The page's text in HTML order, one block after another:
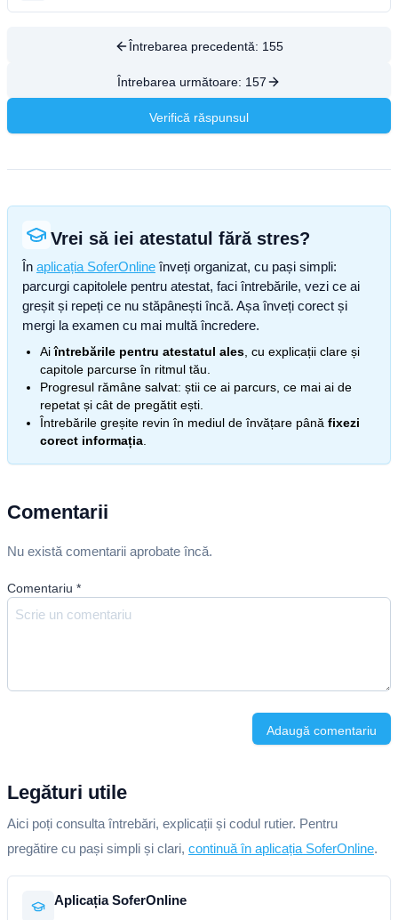
Întrebarea precedentă: 155
Întrebarea următoare: 157
Verifică răspunsul
Vrei să iei atestatul fără stres?
În aplicația SoferOnline înveți organizat, cu pași simpli:
parcurgi capitolele pentru atestat, faci întrebările, vezi ce ai
greșit și repeți ce nu stăpânești încă. Așa înveți corect și
mergi la examen cu mai multă încredere.
Aiîntrebările pentru atestatul ales , cu explicații clare și
capitole parcurse în ritmul tău.
Progresul rămâne salvat: știi ce ai parcurs, ce mai ai de
repetat și cât de pregătit ești.
Întrebările greșite revin în mediul de învățare până fixezi
corect informația
Comentarii
Nu există comentarii aprobate încă.
Comentariu *
Adaugă comentariu
Legături utile
Aici poți consulta întrebări, explicații și codul rutier. Pentru
pregătire cu pași simpli și clari, continuă în aplicația SoferOnline.
Aplicația SoferOnline